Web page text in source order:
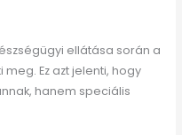
ellátása során a
Ez azt jelenti, hogy
hanem speciális